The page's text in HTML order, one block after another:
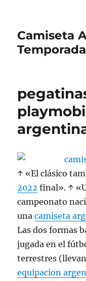
Camiseta
↑ «El clásico
2022 final». ↑
campeonato
unacamiseta
Las dos formas
jugada en el
terrestres
equipacion